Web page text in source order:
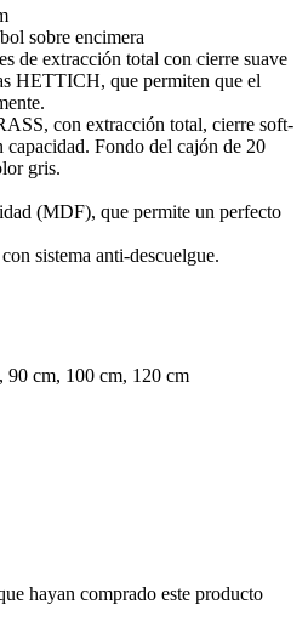
sobre encimera
de extracción total con cierre suave
HETTICH, que permiten que el
con extracción total, cierre soft-
Fondo del cajón de 20
gris.
(MDF), que permite un perfecto
sistema anti-descuelgue.
90 cm, 100 cm, 120 cm
hayan comprado este producto